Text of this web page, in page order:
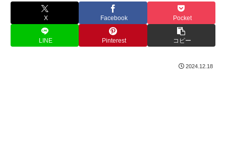
X Facebook Pocket
LINE Pinterest コピー
2024.12.18